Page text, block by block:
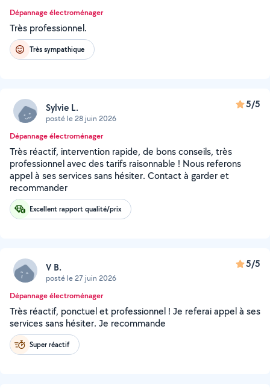
Dépannage électroménager
Très professionnel.
Très sympathique
Sylvie L.
posté le 28 juin 2026
5/5
Dépannage électroménager
Très réactif, intervention rapide, de bons conseils, très
professionnel avec des tarifs raisonnable ! Nous referons
appel à ses services sans hésiter. Contact à garder et
recommander
Excellent rapport qualité/prix
V B.
posté le 27 juin 2026
5/5
Dépannage électroménager
Très réactif, ponctuel et professionnel ! Je referai appel à ses
services sans hésiter. Je recommande
Super réactif